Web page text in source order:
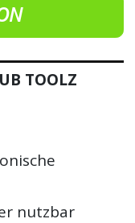
TOOLZ
nutzbar